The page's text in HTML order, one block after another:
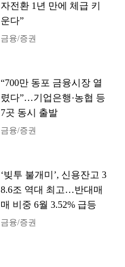
자전환 1년 만에 체급 키
운다”
금융/증권
“700만 동포 금융시장 열
렸다”…기업은행·농협 등
7곳 동시 출발
금융/증권
‘빚투 불개미’, 신용잔고 3
8.6조 역대 최고…반대매
매 비중 6월 3.52% 급등
금융/증권